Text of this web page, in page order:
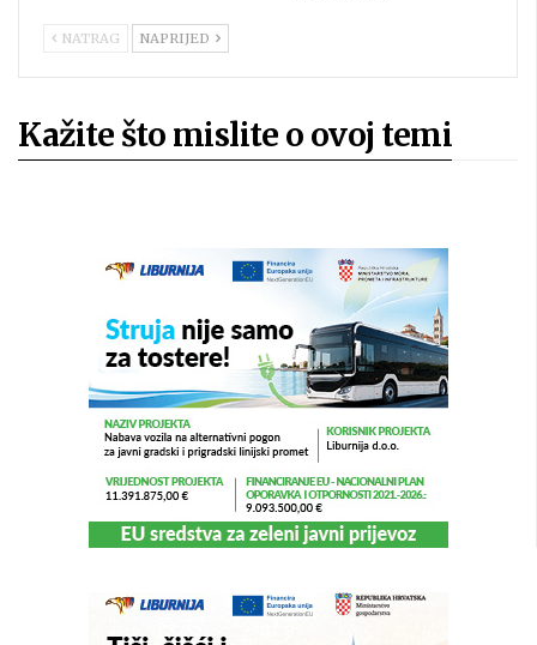
NATRAG NAPRIJED
Kažite što mislite o ovoj temi